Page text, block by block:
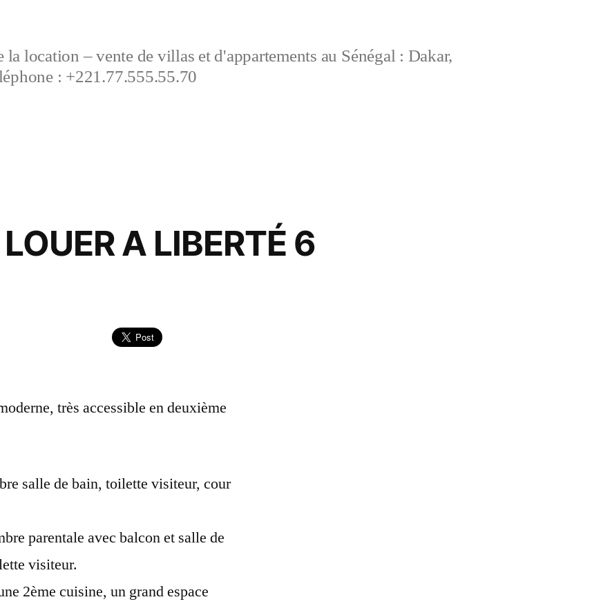
la location – vente de villas et d'appartements au Sénégal : Dakar,
: +221.77.555.55.70
A LIBERTÉ 6
très accessible en deuxième
salle de bain, toilette visiteur, cour
parentale avec balcon et salle de
visiteur.
2ème cuisine, un grand espace